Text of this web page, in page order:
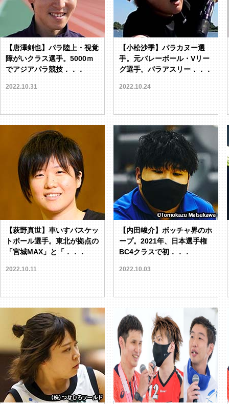
【唐澤剣也】パラ陸上・視覚
障がいクラス選手。5000ｍ
でアジアパラ競技．．．
2022.10.31
【小松沙季】パラカヌー選
手。元バレーボール・Vリー
グ選手。パラアスリー．．．
2022.10.24
【萩野真世】車いすバスケッ
トボール選手。東北が拠点の
「宮城MAX」と「．．．
2022.10.11
【内田峻介】ボッチャ界のホ
ープ。2021年、日本選手権
BC4クラスで初．．．
2022.10.03